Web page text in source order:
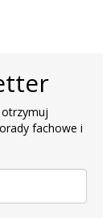
fachowe i